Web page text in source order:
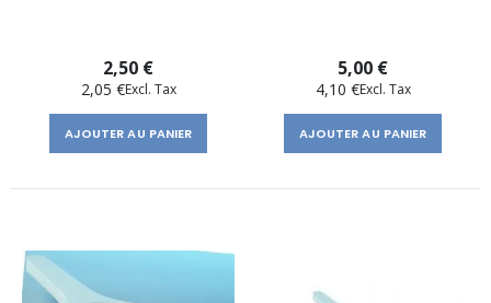
2,50 €
2,05 €
AJOUTER AU PANIER
5,00 €
4,10 €
AJOUTER AU PANIER